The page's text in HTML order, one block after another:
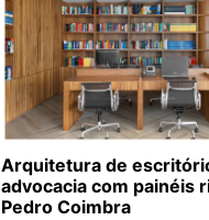
Arquitetura de
advocacia com painéis
Pedro Coimbra